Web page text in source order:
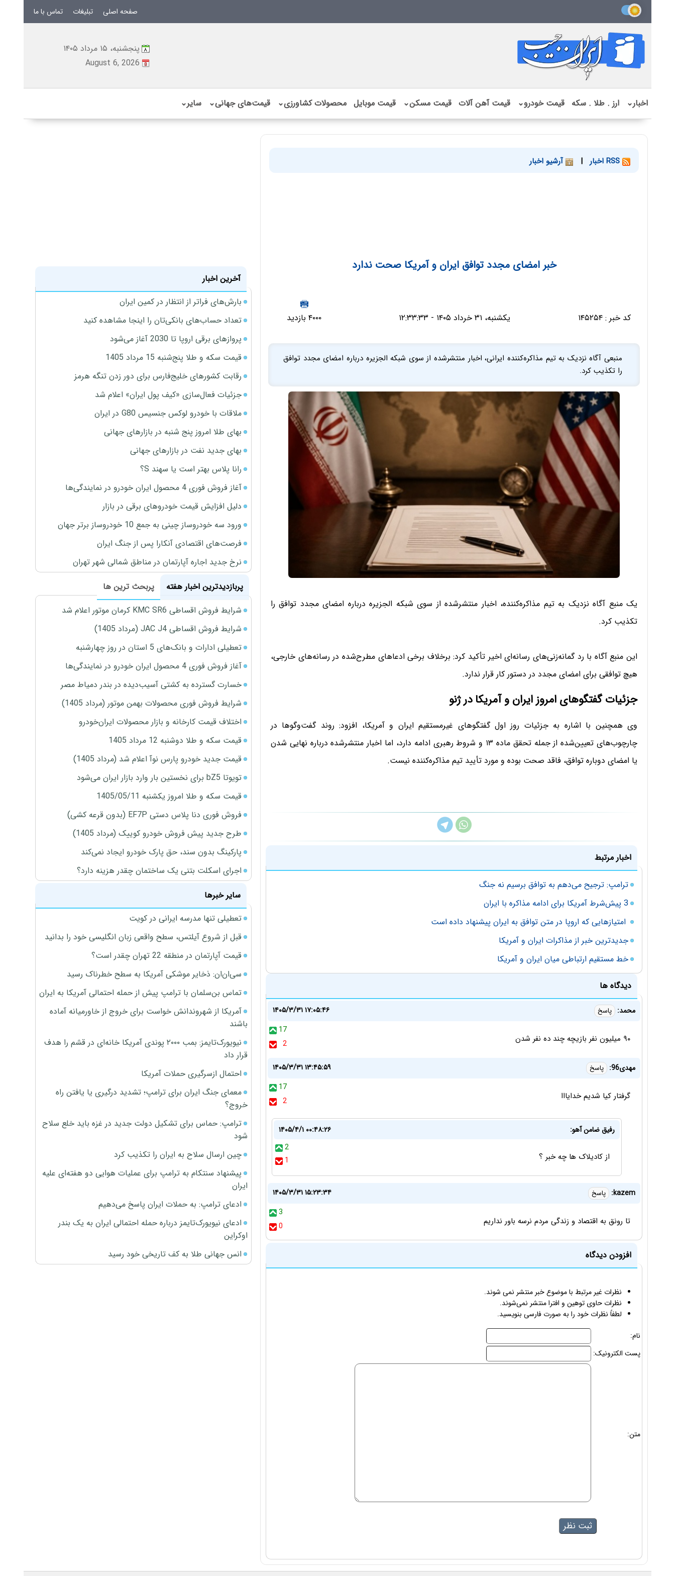
صفحه اصلی تبلیغات تماس با ما
پنجشنبه، ۱۵ مرداد ۱۴۰۵
August 6, 2026
اخبار⌄ ارز . طلا . سکه قیمت خودرو⌄ قیمت آهن آلات قیمت مسکن⌄ قیمت موبایل محصولات کشاورزی⌄ قیمت‌های جهانی⌄ سایر⌄
| آرشیو اخبار
خبر امضای مجدد توافق ایران و آمریکا صحت ندارد
کد خبر :۱۴۵۲۵۴ یکشنبه، ۳۱ خرداد ۱۴۰۵ - ۱۲:۳۳:۳۳ ۴۰۰۰ بازدید
منبعی آگاه نزدیک به تیم مذاکره‌کننده ایرانی، اخبار منتشرشده از سوی شبکه الجزیره درباره امضای مجدد توافق
را تکذیب کرد.
یک منبع آگاه نزدیک به تیم مذاکره‌کننده، اخبار منتشرشده از سوی شبکه الجزیره درباره امضای مجدد توافق را
تکذیب کرد.
این منبع آگاه با رد گمانه‌زنی‌های رسانه‌ای اخیر تأکید کرد: برخلاف برخی ادعاهای مطرح‌شده در رسانه‌های خارجی،
هیچ توافقی برای امضای مجدد در دستور کار قرار ندارد.
جزئیات گفتگوهای امروز ایران و آمریکا در ژنو
وی همچنین با اشاره به جزئیات روز اول گفتگوهای غیرمستقیم ایران و آمریکا، افزود: روند گفت‌وگوها در
چارچوب‌های تعیین‌شده از جمله تحقق ماده ۱۳ و شروط رهبری ادامه دارد، اما اخبار منتشرشده درباره نهایی شدن
یا امضای دوباره توافق، فاقد صحت بوده و مورد تأیید تیم مذاکره‌کننده نیست.
اخبار مرتبط
ترامپ: ترجیح می‌دهم به توافق برسیم نه جنگ
3 پیش‌شرط آمریکا برای ادامه مذاکره با ایران
امتیازهایی که اروپا در متن توافق به ایران پیشنهاد داده است
جدیدترین خبر از مذاکرات ایران و آمریکا
خط مستقیم ارتباطی میان ایران و آمریکا
دیدگاه ها
محمد: پاسخ
۱۴۰۵/۳/۳۱ ۱۷:۰۵:۴۶
17
2
۹۰ میلیون نفر بازیچه چند ده نفر شدن
مهدی96: پاسخ
۱۴۰۵/۳/۳۱ ۱۳:۴۵:۵۹
17
2
گرفتار کیا شدیم خدایااا
رفیق ضامن آهو:
۱۴۰۵/۴/۱ ۰۰:۴۸:۲۶
2
1
از کادیلاک ها چه خبر ؟
kazem: پاسخ
۱۴۰۵/۳/۳۱ ۱۵:۲۳:۳۴
3
0
تا رونق به اقتصاد و زندگی مردم نرسه باور نداریم
افزودن دیدگاه
نظرات غیر مرتبط با موضوع خبر منتشر نمی شوند.
نظرات حاوی توهین و افترا منتشر نمی‌شوند.
لطفاً نظرات خود را به صورت فارسی بنویسید.
نام:
پست الکترونیک:
متن:
آخرین اخبار
بارش‌های فراتر از انتظار در کمین ایران
تعداد حساب‌های بانکی‌تان را اینجا مشاهده کنید
پروازهای برقی اروپا تا 2030 آغاز می‌شود
قیمت سکه و طلا پنج‌شنبه 15 مرداد 1405
رقابت کشورهای خلیج‌فارس برای دور زدن تنگه هرمز
جزئیات فعال‌سازی «کیف پول ایران» اعلام شد
ملاقات با خودرو لوکس جنسیس G80 در ایران
بهای طلا امروز پنج شنبه در بازارهای جهانی
بهای جدید نفت در بازارهای جهانی
رانا پلاس بهتر است یا سهند S؟
آغاز فروش فوری 4 محصول ایران خودرو در نمایندگی‌ها
دلیل افزایش قیمت خودروهای برقی در بازار
ورود سه خودروساز چینی به جمع 10 خودروساز برتر جهان
فرصت‌های اقتصادی آنکارا پس از جنگ ایران
نرخ جدید اجاره آپارتمان در مناطق شمالی شهر تهران
پربازدیدترین اخبار هفته
پربحث ترین ها
شرایط فروش اقساطی KMC SR6 کرمان موتور اعلام شد
شرایط فروش اقساطی JAC J4 (مرداد 1405)
تعطیلی ادارات و بانک‌های 5 استان در روز چهارشنبه
آغاز فروش فوری 4 محصول ایران خودرو در نمایندگی‌ها
خسارت گسترده به کشتی آسیب‌دیده در بندر دمیاط مصر
شرایط فروش فوری محصولات بهمن موتور (مرداد 1405)
اختلاف قیمت کارخانه و بازار محصولات ایران‌خودرو
قیمت سکه و طلا دوشنبه 12 مرداد 1405
قیمت جدید خودرو پارس نوآ اعلام شد (مرداد 1405)
تویوتا bZ5 برای نخستین بار وارد بازار ایران می‌شود
قیمت سکه و طلا امروز یکشنبه 1405/05/11
فروش فوری دنا پلاس دستی EF7P (بدون قرعه کشی)
طرح جدید پیش فروش خودرو کوییک (مرداد 1405)
پارکینگ بدون سند، حق پارک خودرو ایجاد نمی‌کند
اجرای اسکلت بتنی یک ساختمان چقدر هزینه دارد؟
سایر خبرها
تعطیلی تنها مدرسه ایرانی در کویت
قبل از شروع آیلتس، سطح واقعی زبان انگلیسی خود را بدانید
قیمت آپارتمان در منطقه 22 تهران چقدر است؟
سی‌ان‌ان: ذخایر موشکی آمریکا به سطح خطرناک رسید
تماس بن‌سلمان با ترامپ پیش از حمله احتمالی آمریکا به ایران
آمریکا از شهروندانش خواست برای خروج از خاورمیانه آماده
باشند
نیویورک‌تایمز: بمب ۲۰۰۰ پوندی آمریکا خانه‌ای در قشم را هدف
قرار داد
احتمال ازسرگیری حملات آمریکا
معمای جنگ ایران برای ترامپ؛ تشدید درگیری یا یافتن راه
خروج؟
ترامپ: حماس برای تشکیل دولت جدید در غزه باید خلع سلاح
شود
چین ارسال سلاح به ایران را تکذیب کرد
پیشنهاد سنتکام به ترامپ برای عملیات هوایی دو هفته‌ای علیه
ایران
ادعای ترامپ: به حملات ایران پاسخ می‌دهیم
ادعای نیویورک‌تایمز درباره حمله احتمالی ایران به یک بندر
اوکراین
انس جهانی طلا به کف تاریخی خود رسید